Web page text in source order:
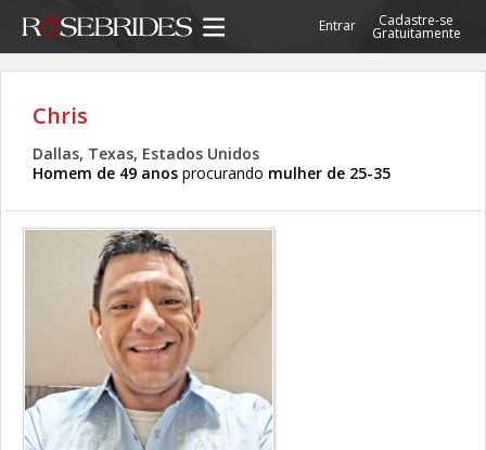
Entrar Cadastre-se
Gratuitamente
Chris
Dallas, Texas, Estados Unidos
Homem de 49 anos procurando mulher de 25-35